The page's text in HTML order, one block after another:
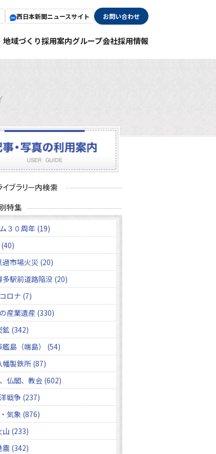
西日本新聞ニュースサイト お問い合わせ
域づくり採用案内グループ会社採用情報
３０周年 (19)
過市場火災 (20)
多駅前道路陥没 (20)
ロナ (7)
産業遺産 (330)
鉱 (342)
艦島（端島） (54)
幡製鉄所 (87)
仏閣、教会 (602)
戦争 (237)
気象 (876)
山 (233)
震 (342)